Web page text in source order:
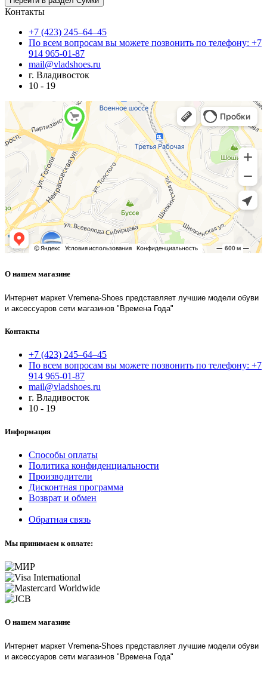
Контакты
+7 (423) 245–64–45
По всем вопросам вы можете позвонить по телефону: +7
914 965-01-87
mail@vladshoes.ru
г. Владивосток
10 - 19
О нашем магазине
Интернет маркет Vremena-Shoes представляет лучшие модели обуви
и аксессуаров сети магазинов "Времена Года"
Контакты
+7 (423) 245–64–45
По всем вопросам вы можете позвонить по телефону: +7
914 965-01-87
mail@vladshoes.ru
г. Владивосток
10 - 19
Информация
Способы оплаты
Политика конфиденциальности
Производители
Дисконтная программа
Возврат и обмен
Обратная связь
Мы принимаем к оплате:
О нашем магазине
Интернет маркет Vremena-Shoes представляет лучшие модели обуви
и аксессуаров сети магазинов "Времена Года"